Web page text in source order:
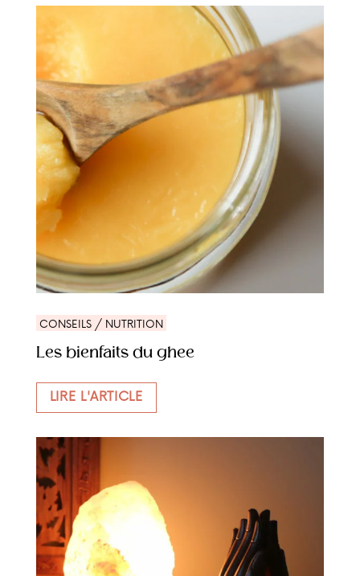
CONSEILS / NUTRITION
Les bienfaits du ghee
LIRE L'ARTICLE